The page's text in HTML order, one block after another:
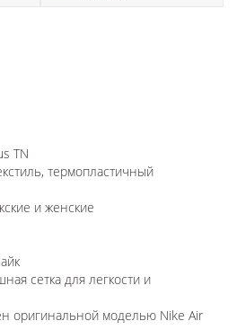
TN
термопластичный
и женские
сетка для легкости и
оригинальной моделью Nike Air